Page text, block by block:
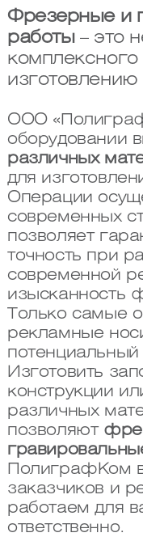
Фрезерные и
работы– это
ООО
оборудовании
различных
для
Операции
современных
позволяет
точность при
современной
изысканность
Только самые
рекламные
потенциальный
Изготовить
конструкции
различных
позволяют
ПолиграфКом
заказчиков и
работаем для
ответственно.